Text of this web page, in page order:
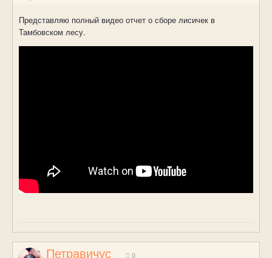
Представляю полный видео отчет о сборе лисичек в
Тамбовском лесу.
Петравичус 0